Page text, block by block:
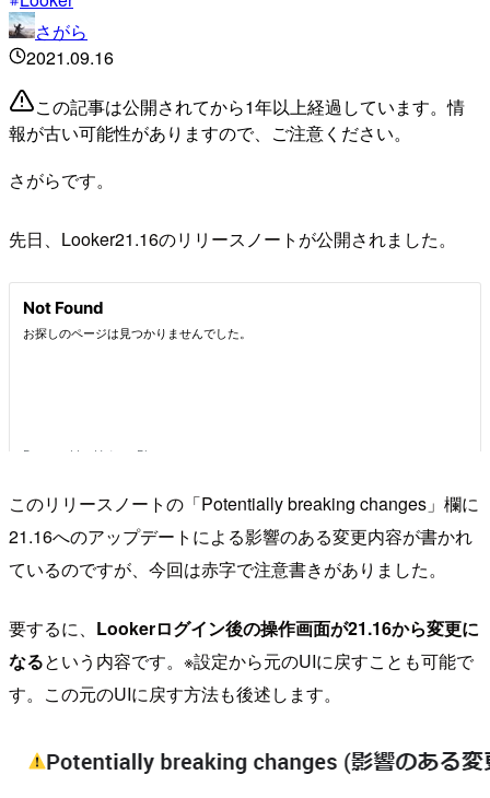
さがら
2021.09.16
この記事は公開されてから1年以上経過しています。情
報が古い可能性がありますので、ご注意ください。
さがらです。
先日、Looker21.16のリリースノートが公開されました。
このリリースノートの「Potentially breaking changes」欄に
21.16へのアップデートによる影響のある変更内容が書かれ
ているのですが、今回は赤字で注意書きがありました。
要するに、 Lookerログイン後の操作画面が21.16から変更に
なるという内容です。※設定から元のUIに戻すことも可能で
す。この元のUIに戻す方法も後述します。